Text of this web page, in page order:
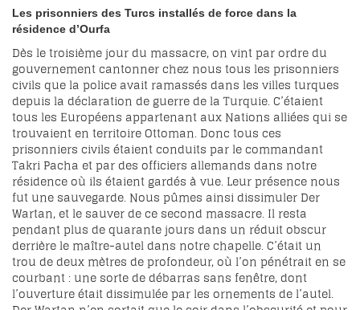
Les prisonniers des Turcs installés de force dans la
résidence d’Ourfa
Dès le troisième jour du massacre, on vint par ordre du
gouvernement cantonner chez nous tous les prisonniers
civils que la police avait ramassés dans les villes turques
depuis la déclaration de guerre de la Turquie. C’étaient
tous les Européens appartenant aux Nations alliées qui se
trouvaient en territoire Ottoman. Donc tous ces
prisonniers civils étaient conduits par le commandant
Takri Pacha et par des officiers allemands dans notre
résidence où ils étaient gardés à vue. Leur présence nous
fut une sauvegarde. Nous pûmes ainsi dissimuler Der
Wartan, et le sauver de ce second massacre. Il resta
pendant plus de quarante jours dans un réduit obscur
derrière le maître-autel dans notre chapelle. C’était un
trou de deux mètres de profondeur, où l’on pénétrait en se
courbant : une sorte de débarras sans fenêtre, dont
l’ouverture était dissimulée par les ornements de l’autel.